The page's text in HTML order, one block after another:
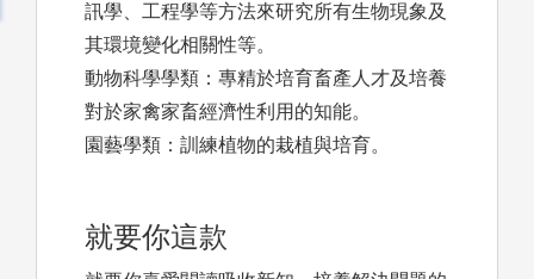
訊學、工程學等方法來研究所有生物現象及
其環境變化相關性等。
動物科學學類：專精於培育畜產人才及培養
對於家禽家畜經濟性利用的知能。
園藝學類：訓練植物的栽植與培育。
就要你這款